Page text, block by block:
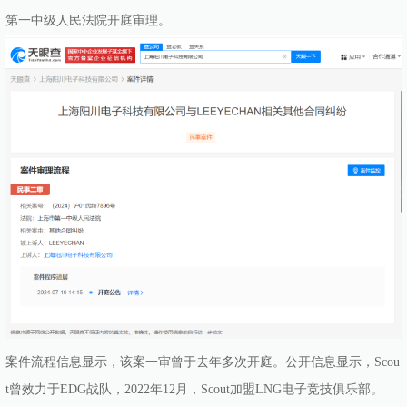
第一中级人民法院开庭审理。
案件流程信息显示，该案一审曾于去年多次开庭。公开信息显示，Scou
t曾效力于EDG战队，2022年12月，Scout加盟LNG电子竞技俱乐部。